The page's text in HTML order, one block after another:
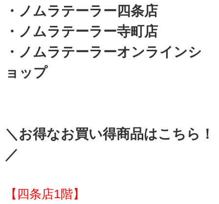
・ノムラテーラー四条店
・ノムラテーラー寺町店
・ノムラテーラーオンラインシ
ョップ
＼お得なお買い得商品はこちら！
／
【四条店1階】